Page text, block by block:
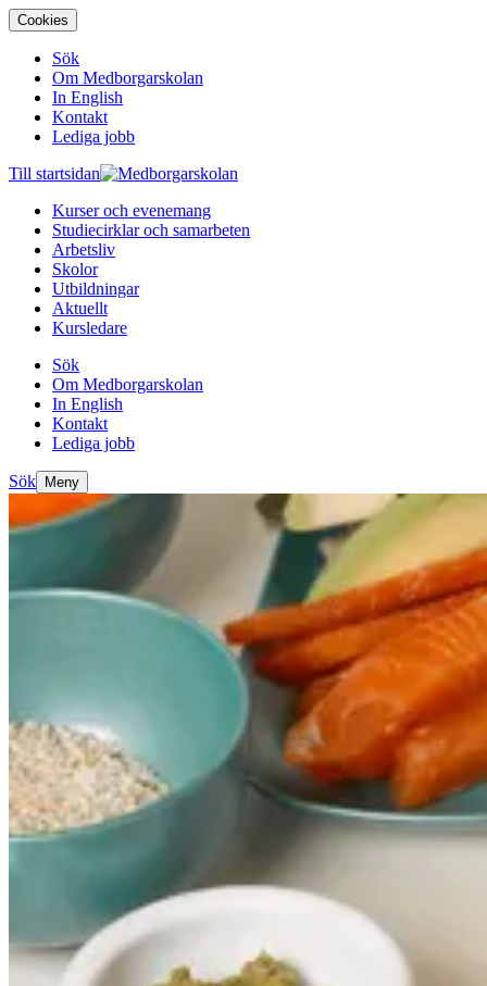
Cookies
Sök
Om Medborgarskolan
In English
Kontakt
Lediga jobb
Till startsidan
Kurser och evenemang
Studiecirklar och samarbeten
Arbetsliv
Skolor
Utbildningar
Aktuellt
Kursledare
Sök
Om Medborgarskolan
In English
Kontakt
Lediga jobb
Sök Meny